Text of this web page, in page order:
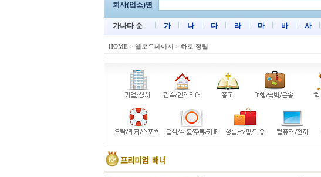
회사(업소)명
가나다 순 가 나 다 라 마 바 사
HOME > 옐로우페이지 > 하로 정렬